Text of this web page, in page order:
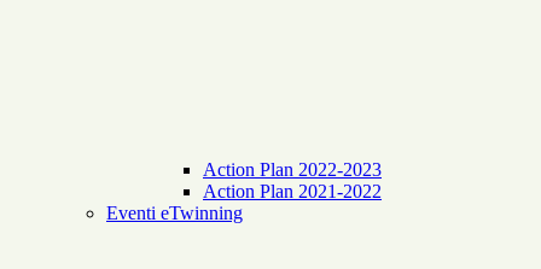
Action Plan 2022-2023
Action Plan 2021-2022
Eventi eTwinning